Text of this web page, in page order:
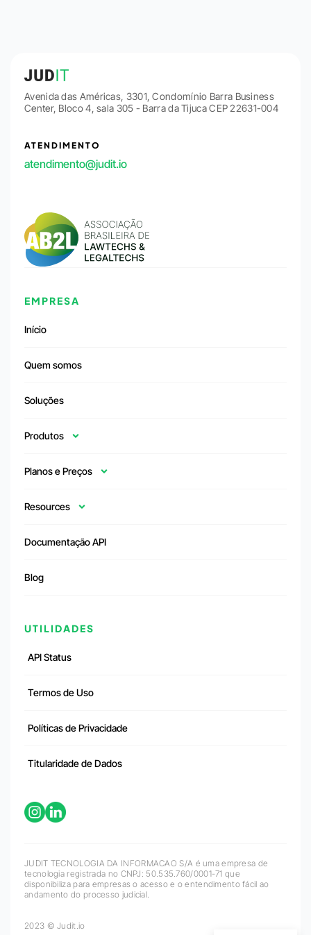
Avenida das Américas, 3301, Condomínio Barra Business
Center, Bloco 4, sala 305 - Barra da Tijuca CEP 22631-004
ATENDIMENTO
atendimento@judit.io
EMPRESA
Início
Quem somos
Soluções
Produtos
Planos e Preços
Resources
Documentação API
Blog
UTILIDADES
API Status
Termos de Uso
Políticas de Privacidade
Titularidade de Dados
JUDIT TECNOLOGIA DA INFORMACAO S/A é uma empresa de
tecnologia registrada no CNPJ: 50.535.760/0001-71 que
disponibiliza para empresas o acesso e o entendimento fácil ao
andamento do processo judicial.
2023 © Judit.io